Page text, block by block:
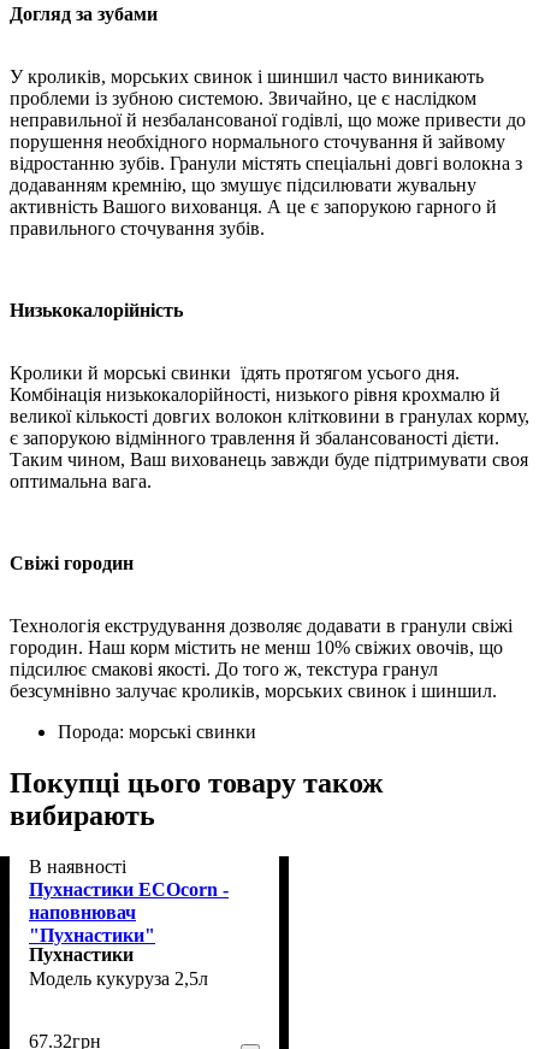
Догляд за зубами
У кроликів, морських свинок і шиншил часто виникають
проблеми із зубною системою. Звичайно, це є наслідком
неправильної й незбалансованої годівлі, що може привести до
порушення необхідного нормального сточування й зайвому
відростанню зубів. Гранули містять спеціальні довгі волокна з
додаванням кремнію, що змушує підсилювати жувальну
активність Вашого вихованця. А це є запорукою гарного й
правильного сточування зубів.
Низькокалорійність
Кролики й морські свинки їдять протягом усього дня.
Комбінація низькокалорійності, низького рівня крохмалю й
великої кількості довгих волокон клітковини в гранулах корму,
є запорукою відмінного травлення й збалансованості дієти.
Таким чином, Ваш вихованець завжди буде підтримувати своя
оптимальна вага.
Свіжі городин
Технологія екструдування дозволяє додавати в гранули свіжі
городин. Наш корм містить не менш 10% свіжих овочів, що
підсилює смакові якості. До того ж, текстура гранул
безсумнівно залучає кроликів, морських свинок і шиншил.
Порода: морські свинки
Покупці цього товару також
вибирають
В наявності
Пухнастики ECOcorn -
наповнювач
"Пухнастики"
кукурудзяний для
гризунів 2,5 л
Пухнастики
кукуруза 2,5л
67.32грн